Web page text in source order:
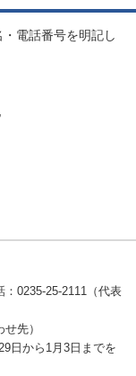
電話番号を明記し
0235-25-2111（代表
先）
日から1月3日までを